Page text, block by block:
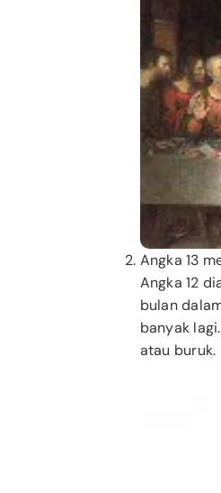
Angka 13
Angka 12
bulan
banyak
atau buruk.